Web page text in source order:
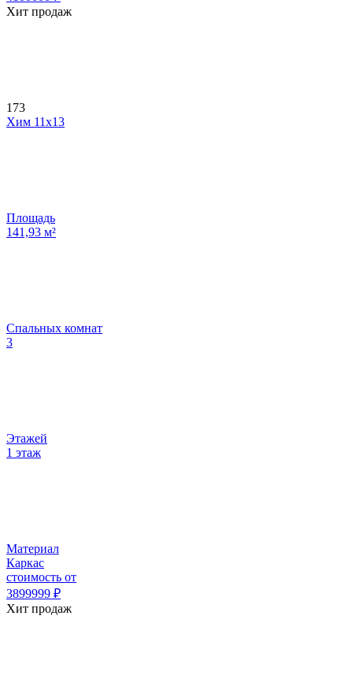
Хит продаж
173
Хим 11х13
Площадь
141,93 м²
Спальных комнат
3
Этажей
1 этаж
Материал
Каркас
стоимость от
3899999 ₽
Хит продаж